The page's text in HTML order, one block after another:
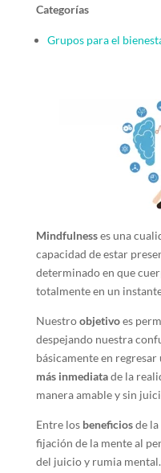
Categorías
Grupos para el
Mindfulnesses una
capacidad de estar
determinado en que
totalmente en un
Nuestroobjetivoes
despejando nuestra
básicamente en regresar
más inmediatade la
manera amable y sin
Entre los beneficiosde la
fijación de la mente al
del juicio y rumia